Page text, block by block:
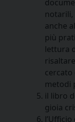
anche
più
lettura
cercato
metodi
il libro
gioia